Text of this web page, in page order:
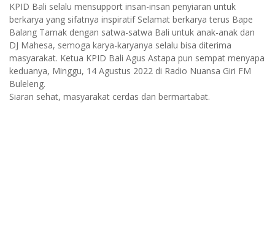
KPID Bali selalu mensupport insan-insan penyiaran untuk
berkarya yang sifatnya inspiratif Selamat berkarya terus Bape
Balang Tamak dengan satwa-satwa Bali untuk anak-anak dan
DJ Mahesa, semoga karya-karyanya selalu bisa diterima
masyarakat. Ketua KPID Bali Agus Astapa pun sempat menyapa
keduanya, Minggu, 14 Agustus 2022 di Radio Nuansa Giri FM
Buleleng.
Siaran sehat, masyarakat cerdas dan bermartabat.